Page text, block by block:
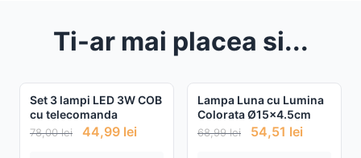
Ti-ar mai placea si...
Set 3 lampi LED 3W COB
cu telecomanda
78,00lei 44,99 lei
Lampa Luna cu Lumina
Colorata Ø15x4.5cm
68,99lei 54,51 lei